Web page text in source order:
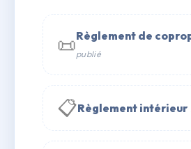
📜Règlement de
publié
📋Règlement intérieur